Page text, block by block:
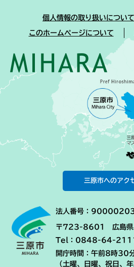
個人情報の取り扱いについて
このホームページについて
三原市へのアク
法人番号：
〒723-8601 広島県
Tel：0848-64-
開庁時間：午前8時30
（土曜、日曜、祝日、